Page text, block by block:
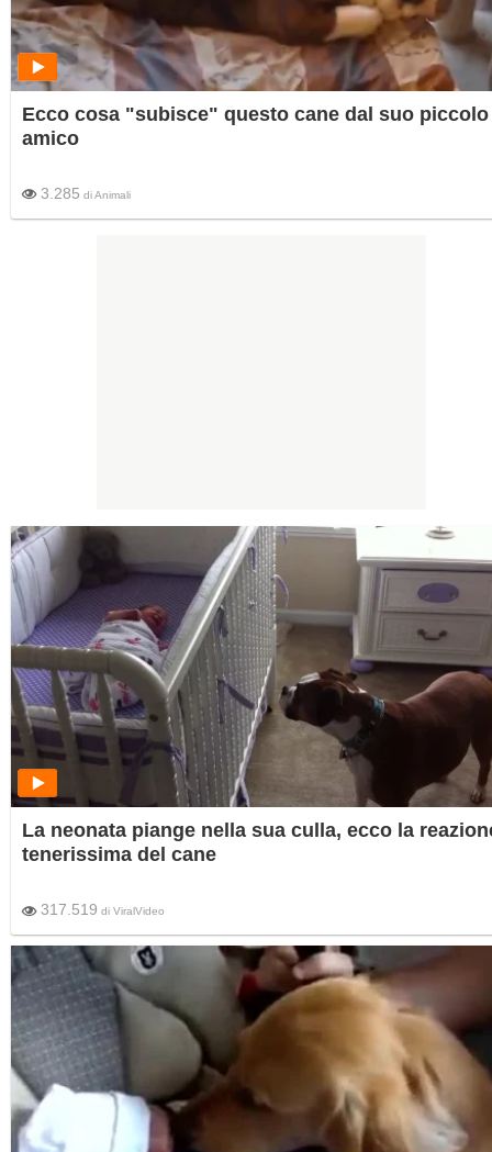
Ecco cosa "subisce" questo cane dal suo piccolo
amico
3.285 diAnimali
La neonata piange nella sua culla, ecco la
tenerissima del cane
317.519 di ViralVideo